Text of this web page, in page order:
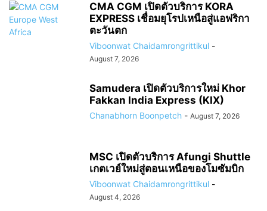
CMA CGM เปิดตัวบริการ KORA
EXPRESS เชื่อมยุโรปเหนือสู่แอฟริกา
ตะวันตก
Viboonwat Chaidamrongrittikul -
August 7, 2026
Samudera เปิดตัวบริการใหม่ Khor
Fakkan India Express (KIX)
Chanabhorn Boonpetch - August 7, 2026
MSC เปิดตัวบริการ Afungi Shuttle
เกตเวย์ใหม่สู่ตอนเหนือของโมซัมบิก
Viboonwat Chaidamrongrittikul -
August 4, 2026